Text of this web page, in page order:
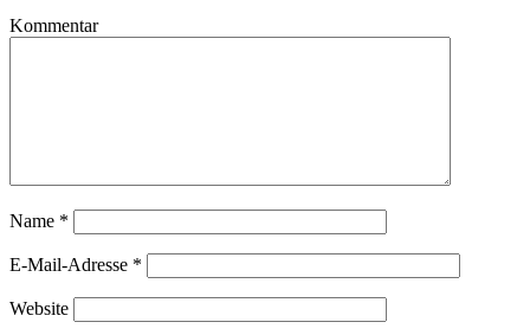
Kommentar
Name *
E-Mail-Adresse *
Website